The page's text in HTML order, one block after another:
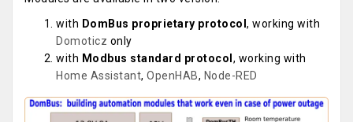
with DomBus proprietary protocol , working with
Domoticz only
with Modbus standard protocol , working with
Home Assistant, OpenHAB, Node-RED